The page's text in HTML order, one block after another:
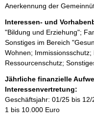
Anerkennung der
Interessen- und
"Bildung und Erziehung";
Sonstiges im Bereich
Wohnen; Immissionsschutz;
Ressourcenschutz;
Jährliche finanzielle
Interessenvertretung:
Geschäftsjahr: 01/25 bis 12/
1 bis 10.000 Euro